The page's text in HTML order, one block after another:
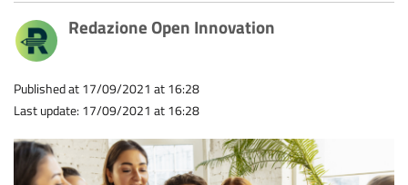
Redazione Open Innovation
Published at 17/09/2021 at 16:28
Last update: 17/09/2021 at 16:28